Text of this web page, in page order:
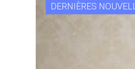
DERNIÈRES